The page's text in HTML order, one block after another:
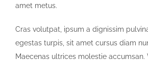
amet metus.
Cras volutpat, ipsum a dignissim
egestas turpis, sit amet cursus diam
Maecenas ultrices molestie accumsan.